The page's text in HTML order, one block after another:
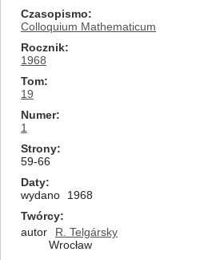
Czasopismo
Colloquium Mathematicum
Rocznik
1968
Tom
19
Numer
1
Strony
59-66
Daty
wydano
1968
Twórcy
autor
R. Telgársky
Wrocław